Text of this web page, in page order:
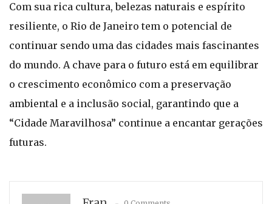
Com sua rica cultura, belezas naturais e espírito
resiliente, o Rio de Janeiro tem o potencial de
continuar sendo uma das cidades mais fascinantes
do mundo. A chave para o futuro está em equilibrar
o crescimento econômico com a preservação
ambiental e a inclusão social, garantindo que a
“Cidade Maravilhosa” continue a encantar gerações
futuras.